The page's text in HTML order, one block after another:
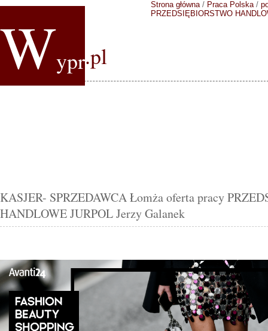
Wypr.pl
Strona główna/ Praca Polska/
PRZEDSIĘBIORSTWO
KASJER- SPRZEDAWCA Łomża oferta pracy
HANDLOWE JURPOL Jerzy Galanek